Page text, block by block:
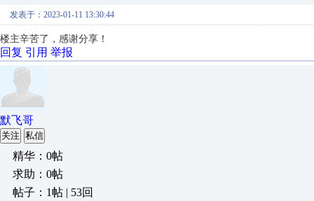
发表于：2023-01-11 13:30:44
楼主辛苦了，感谢分享！
回复 引用 举报
默飞哥
关注 私信
精华：0帖
求助：0帖
帖子：1帖 | 53回